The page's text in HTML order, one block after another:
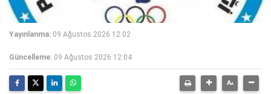
Yayınlanma: 09 Ağustos 2026 12:02
Güncelleme: 09 Ağustos 2026 12:04